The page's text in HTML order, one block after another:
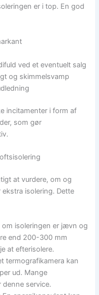
er i top. En god
ved et eventuelt salg
og skimmelsvamp
incitamenter i form af
som gør
at vurdere, om og
isolering. Dette
om isoleringen er jævn og
end 200-300 mm
at efterisolere.
termografikamera kan
ud. Mange
denne service.